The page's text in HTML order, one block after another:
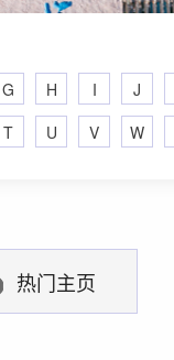
G H I J
T U V W
热门主页